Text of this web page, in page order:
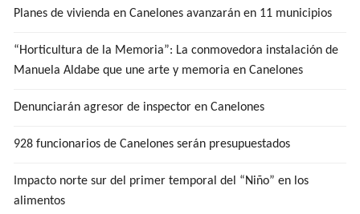
Planes de vivienda en Canelones avanzarán en 11 municipios
“Horticultura de la Memoria”: La conmovedora instalación de
Manuela Aldabe que une arte y memoria en Canelones
Denunciarán agresor de inspector en Canelones
928 funcionarios de Canelones serán presupuestados
Impacto norte sur del primer temporal del “Niño” en los
alimentos